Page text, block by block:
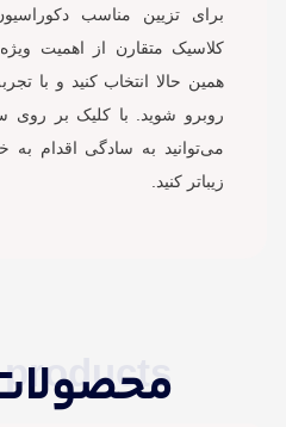
برای تزیین مناسب
کلاسیک متقارن از اهمیت
همین حالا انتخاب کنید و با
روبرو شوید. با کلیک بر روی
می‌توانید به سادگی اقدام
زیباتر کنید.